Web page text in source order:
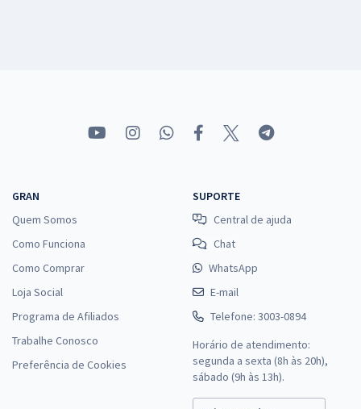
GRAN
Quem Somos
Como Funciona
Como Comprar
Loja Social
Programa de Afiliados
Trabalhe Conosco
Preferência de Cookies
SUPORTE
Central de ajuda
Chat
WhatsApp
E-mail
Telefone: 3003-0894
Horário de atendimento:
segunda a sexta (8h às 20h),
sábado (9h às 13h).